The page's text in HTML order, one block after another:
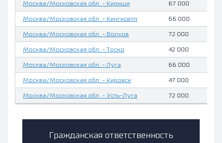
Москва/Московская обл. - Кириши 67 000
Москва/Московская обл. - Кингисепп 66 000
Москва/Московская обл. - Волхов 72 000
Москва/Московская обл. - Тосно 42 000
Москва/Московская обл. - Луга 66 000
Москва/Московская обл. - Кировск 47 000
Москва/Московская обл. - Усть-Луга 72 000
Гражданская ответственность